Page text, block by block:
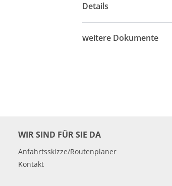
Details
weitere Dokumente
WIR SIND FÜR SIE DA
Anfahrtsskizze/Routenplaner
Kontakt